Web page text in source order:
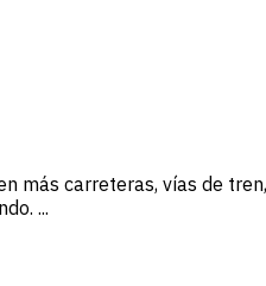
más carreteras, vías de
...